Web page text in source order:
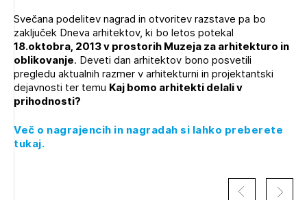
Svečana podelitev nagrad in otvoritev razstave pa bo
zaključek Dneva arhitektov, ki bo letos potekal
18.oktobra, 2013 v prostorih Muzeja za arhitekturo in
oblikovanje. Deveti dan arhitektov bono posvetili
pregledu aktualnih razmer v arhitekturni in projektantski
dejavnosti ter temu Kaj bomo arhitekti delali v
prihodnosti?
Več o nagrajencih in nagradah si lahko preberete
tukaj.